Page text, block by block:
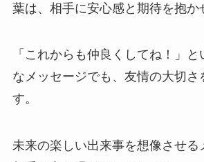
葉は、相手に安心感と期待を抱か
「これからも仲良くしてね！」
なメッセージでも、友情の大切さ
す。
未来の楽しい出来事を想像させる